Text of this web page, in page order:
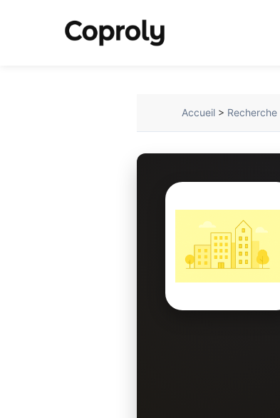
Accueil > Recherche